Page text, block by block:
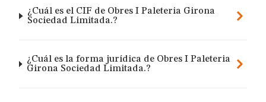
¿Cuál es el CIF de Obres I Paleteria Girona
Sociedad Limitada.?
¿Cuál es la forma jurídica de Obres I Paleteria
Girona Sociedad Limitada.?